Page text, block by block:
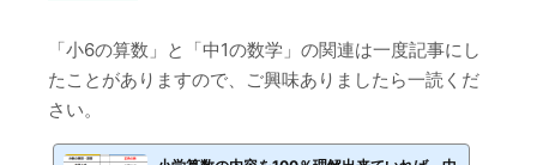
「小6の算数」と「中1の数学」の関連は一度記事にし
たことがありますので、ご興味ありましたら一読くだ
さい。